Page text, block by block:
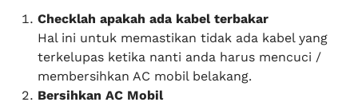
Checklah apakah ada kabel terbakar
Hal ini untuk memastikan tidak ada kabel yang
terkelupas ketika nanti anda harus mencuci /
membersihkan AC mobil belakang.
Bersihkan AC Mobil